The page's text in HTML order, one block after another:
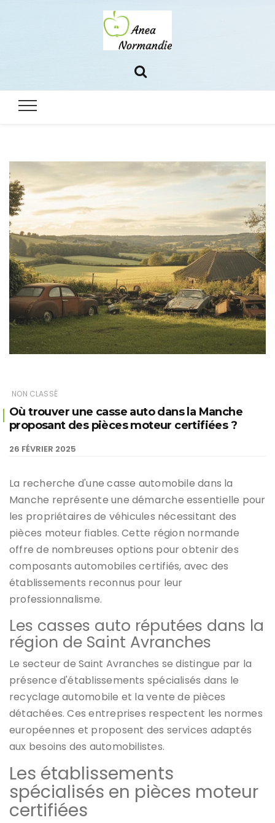
NON CLASSÉ
Où trouver une casse auto dans la Manche
proposant des pièces moteur certifiées ?
26 FÉVRIER 2025
La recherche d'une casse automobile dans la
Manche représente une démarche essentielle pour
les propriétaires de véhicules nécessitant des
pièces moteur fiables. Cette région normande
offre de nombreuses options pour obtenir des
composants automobiles certifiés, avec des
établissements reconnus pour leur
professionnalisme.
Les casses auto réputées dans la
région de Saint Avranches
Le secteur de Saint Avranches se distingue par la
présence d'établissements spécialisés dans le
recyclage automobile et la vente de pièces
détachées. Ces entreprises respectent les normes
européennes et proposent des services adaptés
aux besoins des automobilistes.
Les établissements
spécialisés en pièces moteur
certifiées